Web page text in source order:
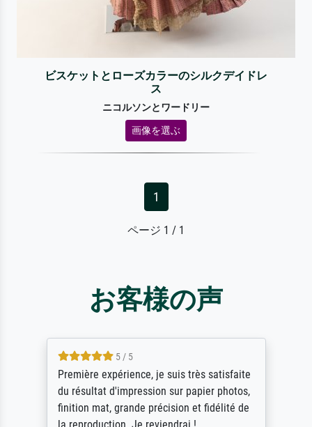
ビスケットとローズカラーのシルクデイドレ
ス
ニコルソンとワードリー
画像を選ぶ
1
ページ 1 / 1
お客様の声
5 / 5
Première expérience, je suis très satisfaite
du résultat d'impression sur papier photos,
finition mat, grande précision et fidélité de